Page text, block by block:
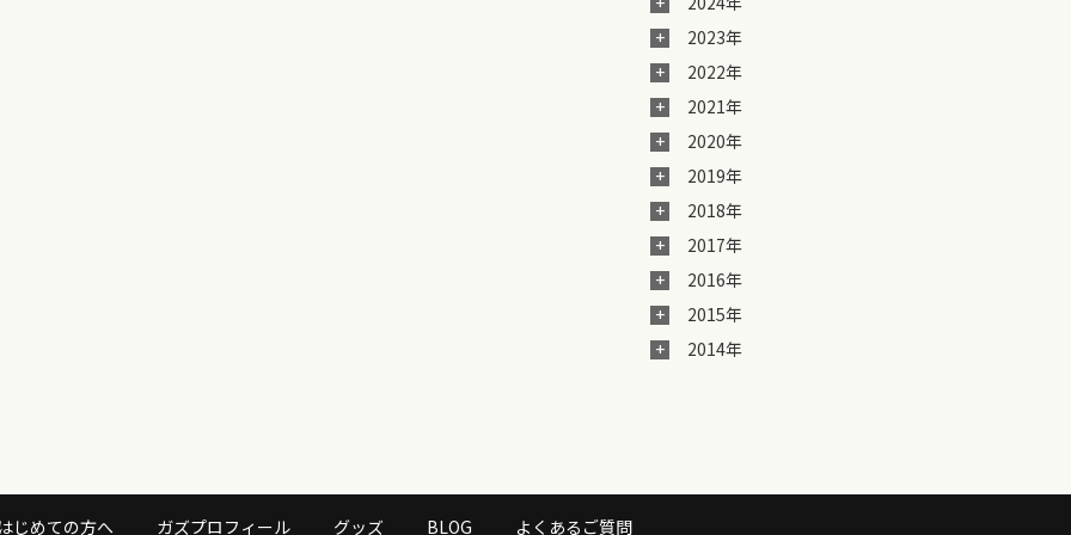
2023年
2022年
2021年
2020年
2019年
2018年
2017年
2016年
2015年
2014年
じめての方へ ガズプロフィール グッズ BLOG よくあるご質問